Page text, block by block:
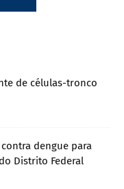
de células-tronco
contra dengue para
Distrito Federal